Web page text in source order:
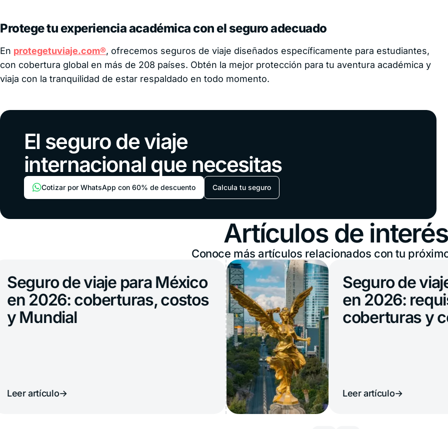
Protege tu experiencia académica con el seguro adecuado
En protegetuviaje.com®, ofrecemos seguros de viaje diseñados específicamente para estudiantes,
con cobertura global en más de 208 países. Obtén la mejor protección para tu aventura académica y
viaja con la tranquilidad de estar respaldado en todo momento.
El seguro de viaje
internacional que necesitas
Cotizar por WhatsApp con 60% de descuento Calcula tu seguro
Artículos de interés
Conoce más artículos relacionados con tu
de viaje para México
coberturas, costos
→
Seguro de viaje
en 2026: requisitos,
coberturas y costos
Leer artículo→